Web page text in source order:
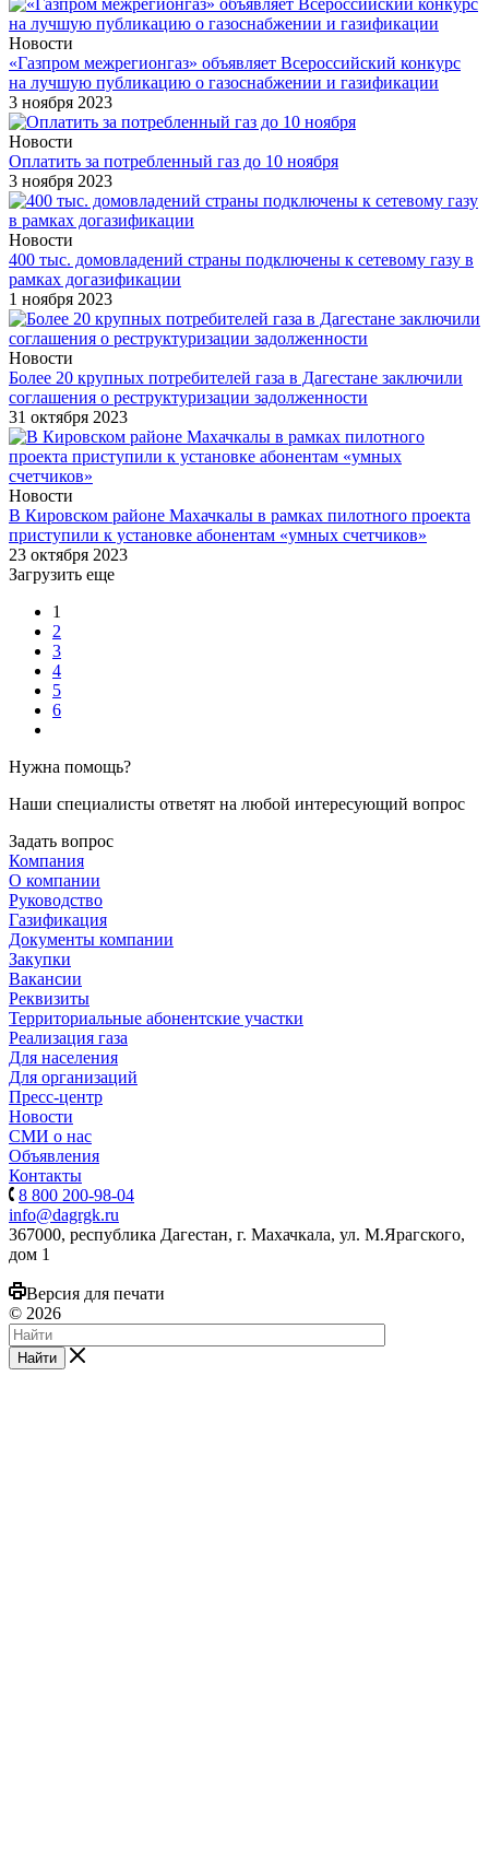
Новости
«Газпром межрегионгаз» объявляет Всероссийский конкурс
на лучшую публикацию о газоснабжении и газификации
3 ноября 2023
Новости
Оплатить за потребленный газ до 10 ноября
3 ноября 2023
Новости
400 тыс. домовладений страны подключены к сетевому газу в
рамках догазификации
1 ноября 2023
Новости
Более 20 крупных потребителей газа в Дагестане заключили
соглашения о реструктуризации задолженности
31 октября 2023
Новости
В Кировском районе Махачкалы в рамках пилотного проекта
приступили к установке абонентам «умных счетчиков»
23 октября 2023
Загрузить еще
1
2
3
4
5
6
Нужна помощь?
Наши специалисты ответят на любой интересующий вопрос
Задать вопрос
Компания
О компании
Руководство
Газификация
Документы компании
Закупки
Вакансии
Реквизиты
Территориальные абонентские участки
Реализация газа
Для населения
Для организаций
Пресс-центр
Новости
СМИ о нас
Объявления
Контакты
8 800 200-98-04
info@dagrgk.ru
367000, республика Дагестан, г. Махачкала, ул. М.Ярагского,
дом 1
Версия для печати
© 2026
Найти